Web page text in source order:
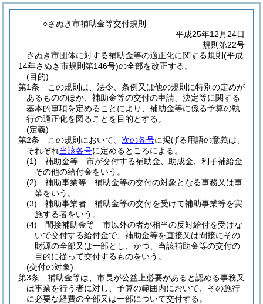
○さぬき市補助金等交付規則
平成25年12月24日
規則第22号
さぬき市団体に対する補助金等の適正化に関する規則(平成
14年さぬき市規則第146号)の全部を改正する。
(目的)
第1条
この規則は、法令、条例又は他の規則に特別の定めが
あるもののほか、補助金等の交付の申請、決定等に関する
基本的事項を定めることにより、補助金等に係る予算の執
行の適正化を図ることを目的とする。
(定義)
第2条
この規則において、 次の各号に掲げる用語の意義は、
それぞれ当該各号に定めるところによる。
(1)
補助金等 市が交付する補助金、助成金、利子補給金
その他の給付金をいう。
(2)
補助事業等 補助金等の交付の対象となる事務又は事
業をいう。
(3)
補助事業者 補助金等の交付を受けて補助事業等を実
施する者をいう。
(4)
間接補助金等 市以外の者が相当の反対給付を受けな
いで交付する給付金で、補助金等を直接又は間接にその
財源の全部又は一部とし、かつ、当該補助金等の交付の
目的に従って交付するものをいう。
(交付の対象)
第3条
補助金等は、市長が公益上必要があると認める事務又
は事業を行う者に対し、予算の範囲内において、その施行
に必要な経費の全部又は一部について交付する。